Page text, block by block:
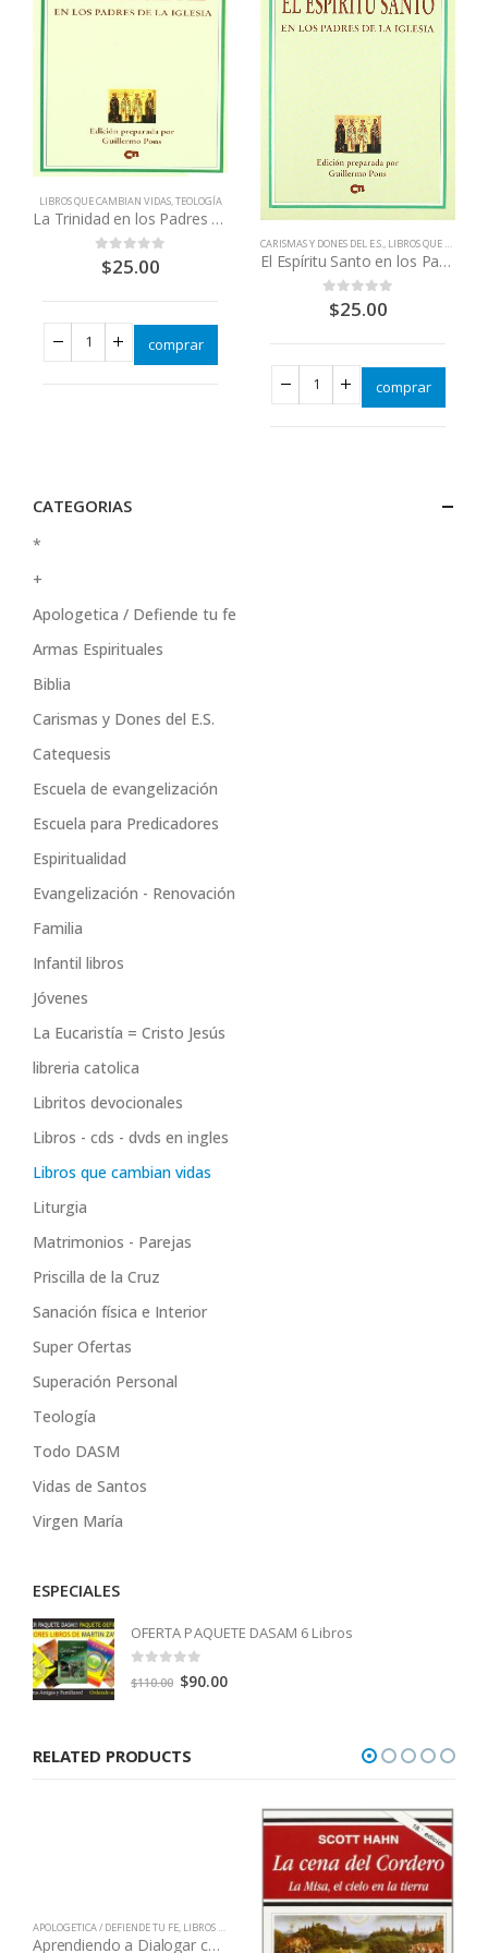
LIBROS QUE CAMBIAN VIDAS
LIBROS QUE CAMBIAN VIDAS,TEOLOGÍA
La Trinidad en los Padres de la Iglesia
out of 5
$25.00
comprar
CARISMAS Y DONES DEL E.S., LIBROS QUE CAMBIAN VIDAS
El Espíritu Santo en los Padres de la Iglesia
out of 5
$25.00
comprar
CATEGORIAS
*
+
Apologetica / Defiende tu fe
Armas Espirituales
Biblia
Carismas y Dones del E.S.
Catequesis
Escuela de evangelización
Escuela para Predicadores
Espiritualidad
Evangelización - Renovación
Familia
Infantil libros
Jóvenes
La Eucaristía = Cristo Jesús
libreria catolica
Libritos devocionales
Libros - cds - dvds en ingles
Libros que cambian vidas
Liturgia
Matrimonios - Parejas
Priscilla de la Cruz
Sanación física e Interior
Super Ofertas
Superación Personal
Teología
Todo DASM
Vidas de Santos
Virgen María
ESPECIALES
OFERTA PAQUETE DASAM 6 Libros
out of 5
$110.00 Original
$110.00.
$90.00Current
RELATED PRODUCTS
,LIBROS QUE CAMBIAN VIDAS
APOLOGETICA / DEFIENDE TU FE, LIBROS QUE CAMBIAN VIDAS
Aprendiendo a Dialogar con las Sectas